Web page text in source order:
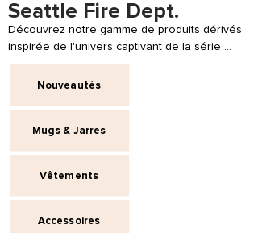
Seattle Fire Dept.
Découvrez notre gamme de produits dérivés
inspirée de l'univers captivant de la série
"Station 19" et plongez dans l'action et
l'adrénaline de cette série dramatique
par l'univers de "Station 19", ils sont créés de
manière indépendante et ne sont pas affiliés
à la série ou à ses créateurs. Nous veillons à
Nouveautés
Mugs & Jarres
Vêtements
Accessoires